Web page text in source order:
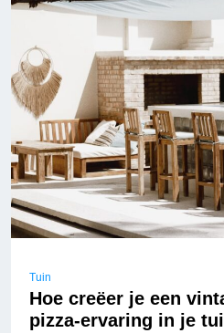
Tuin
Hoe creëer je een
pizza-ervaring in je